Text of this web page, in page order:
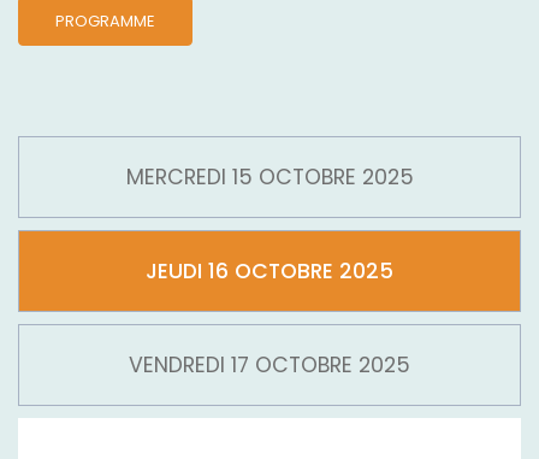
PROGRAMME
MERCREDI 15 OCTOBRE 2025
JEUDI 16 OCTOBRE 2025
VENDREDI 17 OCTOBRE 2025